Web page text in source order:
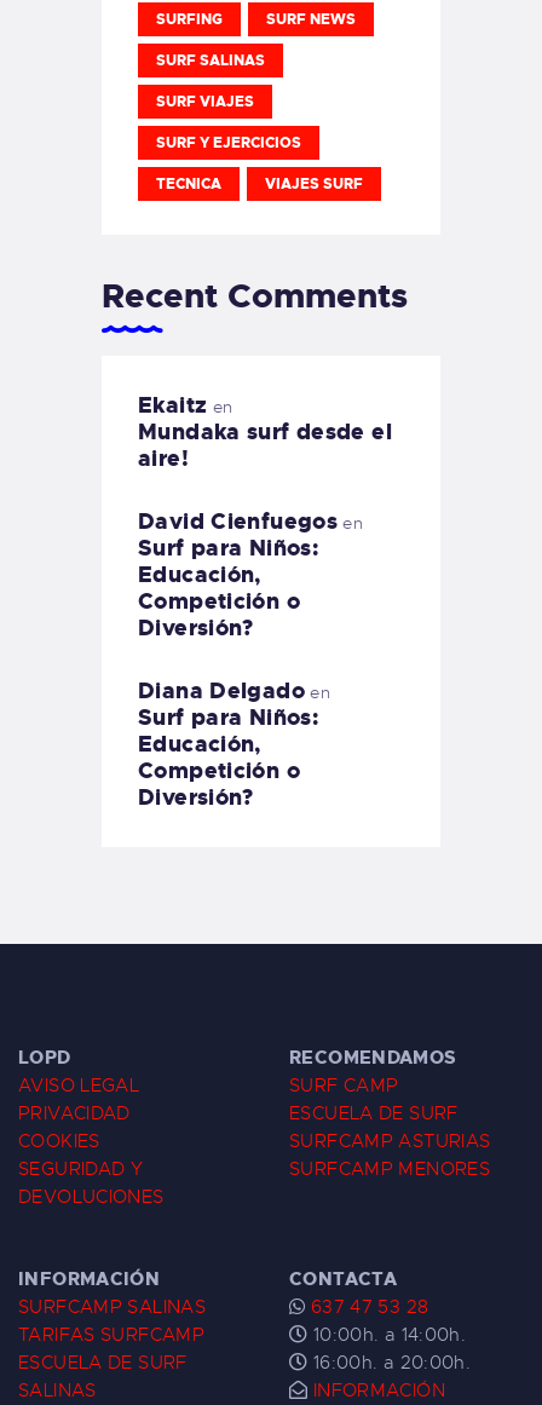
SURFING SURF NEWS
SURF SALINAS
SURF VIAJES
SURF Y EJERCICIOS
TECNICA VIAJES SURF
Recent Comments
Ekaitz en
Mundaka surf desde el
aire!
David Cienfuegos en
Surf para Niños:
Educación,
Competición o
Diversión?
Diana Delgadoen
Surf para Niños:
Educación,
Competición o
Diversión?
LOPD
AVISO LEGAL
PRIVACIDAD
COOKIES
SEGURIDAD Y
DEVOLUCIONES
RECOMENDAMOS
SURF CAMP
ESCUELA DE SURF
SURFCAMP ASTURIAS
SURFCAMP MENORES
INFORMACIÓN
SURFCAMP SALINAS
TARIFAS SURFCAMP
ESCUELA DE SURF
SALINAS
CONTACTA
637 47 53 28
10:00h. a 14:00h.
16:00h. a 20:00h.
INFORMACIÓN